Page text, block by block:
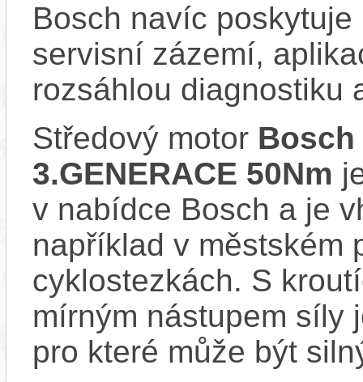
Bosch navíc
servisní zázemí,
rozsáhlou diagnostiku
Středový motor Bosch
3.GENERACE 50Nm
v nabídce Bosch a je
například v městském
cyklostezkách. S
mírným nástupem síly
pro které může být